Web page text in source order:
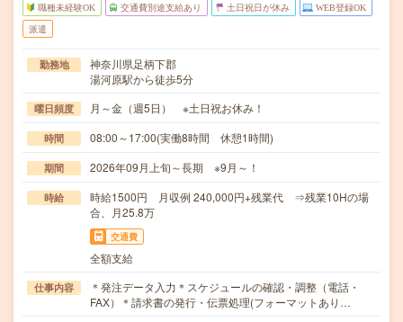
職種未経験OK 交通費別途支給あり 土日祝日が休み WEB登録OK
派遣
勤務地
神奈川県足柄下郡
湯河原駅から徒歩5分
曜日頻度 月～金（週5日） ※土日祝お休み！
時間 08:00～17:00(実働8時間 休憩1時間)
期間 2026年09月上旬～長期 ※9月～！
時給
時給1500円 月収例 240,000円+残業代 ⇒残業10Hの場
合、月25.8万
交通費
全額支給
仕事内容
＊発注データ入力＊スケジュールの確認・調整（電話・
FAX）＊請求書の発行・伝票処理(フォーマットあり…